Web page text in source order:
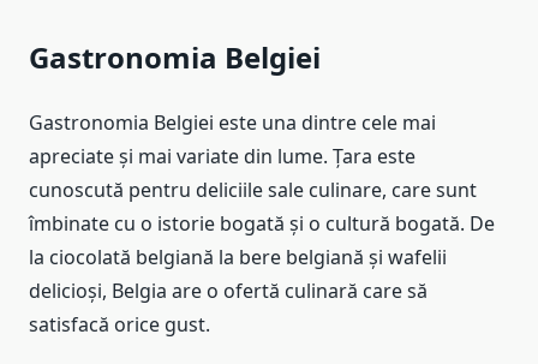
Gastronomia Belgiei
Gastronomia Belgiei este una dintre cele mai
apreciate și mai variate din lume. Țara este
cunoscută pentru deliciile sale culinare, care sunt
îmbinate cu o istorie bogată și o cultură bogată. De
la ciocolată belgiană la bere belgiană și wafelii
delicioși, Belgia are o ofertă culinară care să
satisfacă orice gust.